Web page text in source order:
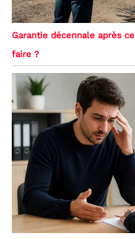
Garantie décennale après
faire ?